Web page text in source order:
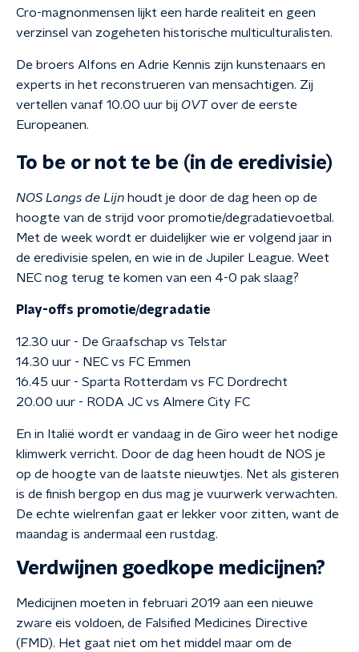
Cro-magnonmensen lijkt een harde realiteit en geen
verzinsel van zogeheten historische multiculturalisten.
De broers Alfons en Adrie Kennis zijn kunstenaars en
experts in het reconstrueren van mensachtigen. Zij
vertellen vanaf 10.00 uur bij OVTover de eerste
Europeanen.
To be or not te be (in de eredivisie)
NOS Langs de Lijn houdt je door de dag heen op de
hoogte van de strijd voor promotie/degradatievoetbal.
Met de week wordt er duidelijker wie er volgend jaar in
de eredivisie spelen, en wie in de Jupiler League. Weet
NEC nog terug te komen van een 4-0 pak slaag?
Play-offs promotie/degradatie
12.30 uur - De Graafschap vs Telstar
14.30 uur - NEC vs FC Emmen
16.45 uur - Sparta Rotterdam vs FC Dordrecht
20.00 uur - RODA JC vs Almere City FC
En in Italië wordt er vandaag in de Giro weer het nodige
klimwerk verricht. Door de dag heen houdt de NOS je
op de hoogte van de laatste nieuwtjes. Net als gisteren
is de finish bergop en dus mag je vuurwerk verwachten.
De echte wielrenfan gaat er lekker voor zitten, want de
maandag is andermaal een rustdag.
Verdwijnen goedkope medicijnen?
Medicijnen moeten in februari 2019 aan een nieuwe
zware eis voldoen, de Falsified Medicines Directive
(FMD). Het gaat niet om het middel maar om de